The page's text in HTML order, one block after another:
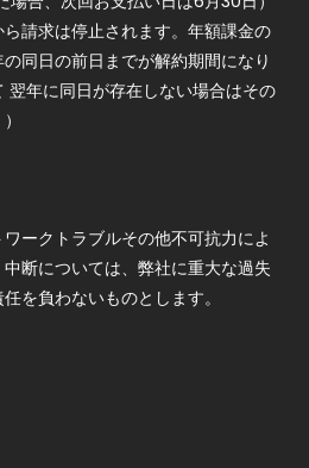
請求は停止されます。年額課金の
同日の前日までが解約期間になり
年に同日が存在しない場合はその
ークトラブルその他不可抗力によ
断については、弊社に重大な過失
を負わないものとします。